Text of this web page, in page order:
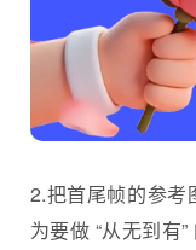
2.把首尾帧的参考
为要做 “从无到有